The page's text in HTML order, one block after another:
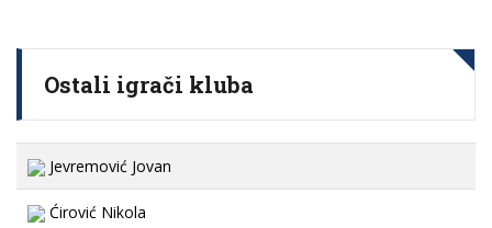
Ostali igrači kluba
Jevremović Jovan
Ćirović Nikola